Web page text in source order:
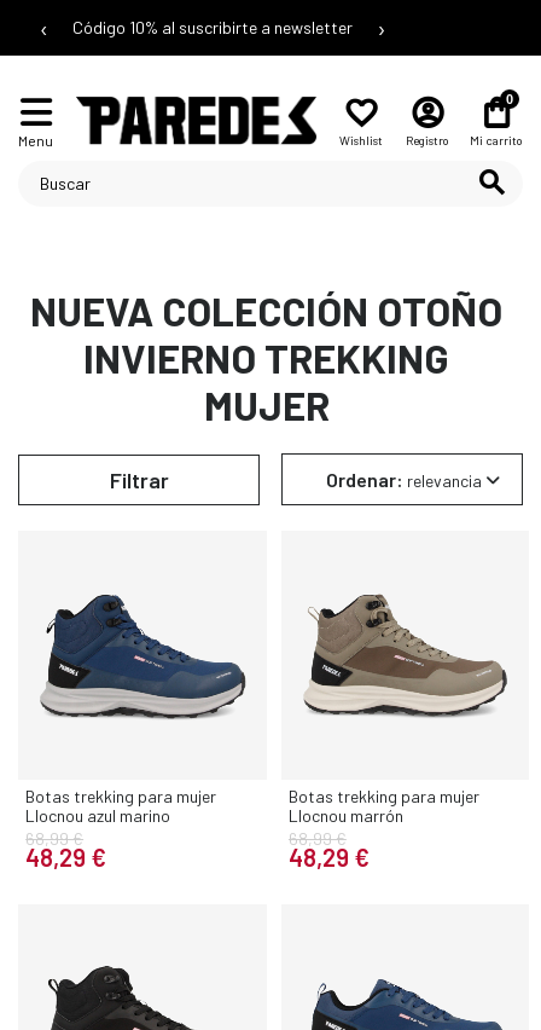
‹ Código 10% al suscribirte a newsletter ›
Menu Wishlist Registro
0
Mi carrito
NUEVA COLECCIÓN OTOÑO
INVIERNO TREKKING
MUJER
Ordenar: relevancia
Filtrar
Botas trekking para mujer
Llocnou azul marino
68,99 €
48,29 €
Botas trekking para mujer
Llocnou marrón
68,99 €
48,29 €